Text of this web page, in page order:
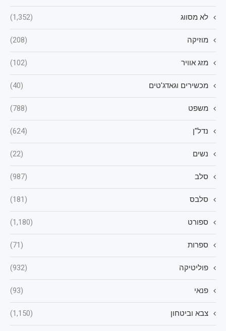
לא מסווג (1,352)
מוזיקה (208)
מזג אוויר (102)
מכשירים וגאדג'טים (40)
משפט (788)
נדל"ן (624)
נשים (22)
סלב (987)
סלבס (181)
ספורט (1,180)
ספרות (71)
פוליטיקה (932)
פנאי (93)
צבא וביטחון (1,150)